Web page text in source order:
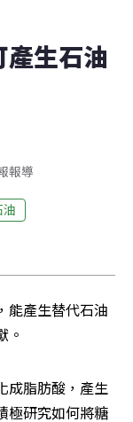
生石油
報導
油
能產生替代石油
。
成脂肪酸，產生
極研究如何將糖